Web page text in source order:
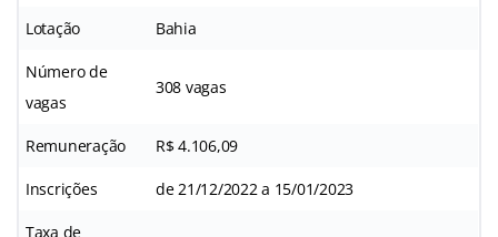
Lotação Bahia
Número de
vagas
308 vagas
Remuneração R$ 4.106,09
Inscrições de 21/12/2022 a 15/01/2023
Taxa de